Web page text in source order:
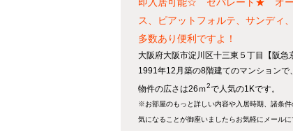
即入居可能☆ セパレート★ オー
ス、ピアットフォルテ、サンディ
多数あり便利ですよ！
大阪府大阪市淀川区十三東５丁目【阪急
1991年12月築の8階建てのマンションで
物件の広さは26ｍ2で人気の1Kです。
※お部屋のもっと詳しい内容や入居時期、諸条
気になることが御座いましたらお気軽にメールに